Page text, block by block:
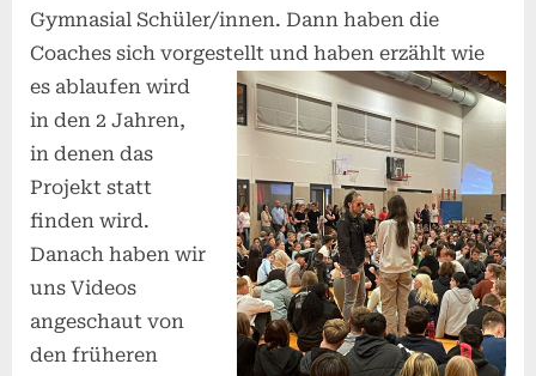
Gymnasial Schüler/innen. Dann haben die
Coaches sich vorgestellt und haben erzählt wie
es ablaufen wird
in den 2 Jahren,
in denen das
Projekt statt
finden wird.
Danach haben wir
uns Videos
angeschaut von
den früheren